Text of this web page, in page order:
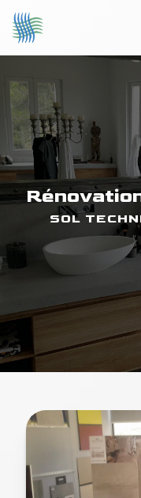
SOL
Panneau de gestion